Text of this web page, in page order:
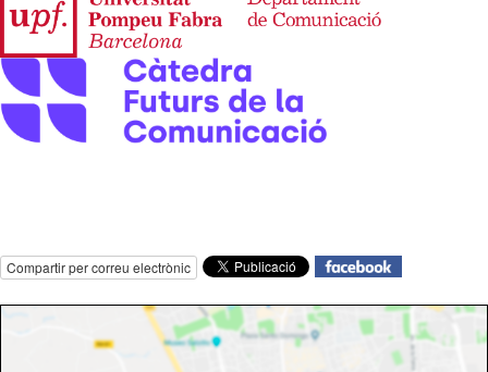
Compartir per correu electrònic